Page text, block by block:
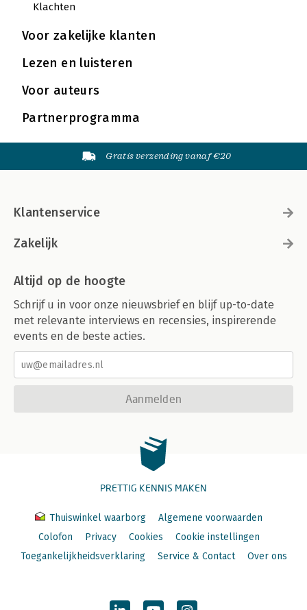
Klachten
Voor zakelijke klanten
Lezen en luisteren
Voor auteurs
Partnerprogramma
Gratis verzending vanaf €20
Klantenservice
Zakelijk
Altijd op de hoogte
Schrijf u in voor onze nieuwsbrief en blijf up-to-date
met relevante interviews en recensies, inspirerende
events en de beste acties.
Aanmelden
PRETTIG KENNIS MAKEN
Thuiswinkel waarborg
Algemene voorwaarden
Colofon
Privacy Cookies
Cookie instellingen
Toegankelijkheidsverklaring
Service & Contact Over ons